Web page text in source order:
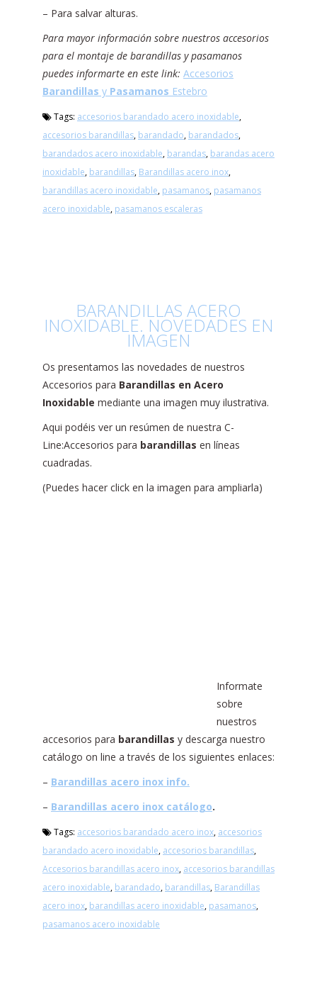
– Para salvar alturas.
Para mayor información sobre nuestros accesorios
para el montaje de barandillas y pasamanos
puedes informarte en este link: Accesorios
Barandillas y Pasamanos Estebro
Tags: accesorios barandado acero inoxidable,
accesorios barandillas, barandado, barandados,
barandados acero inoxidable, barandas, barandas acero
inoxidable, barandillas, Barandillas acero inox,
barandillas acero inoxidable, pasamanos, pasamanos
acero inoxidable, pasamanos escaleras
BARANDILLAS ACERO
INOXIDABLE. NOVEDADES EN
IMAGEN
Os presentamos las novedades de nuestros
Accesorios para Barandillas en Acero
Inoxidable mediante una imagen muy ilustrativa.
Aqui podéis ver un resúmen de nuestra C-
Line:Accesorios para barandillas en líneas
cuadradas.
(Puedes hacer click en la imagen para ampliarla)
Informate
sobre
nuestros
accesorios para barandillas y descarga nuestro
catálogo on line a través de los siguientes enlaces:
– Barandillas acero inox info.
– Barandillas acero inox catálogo.
Tags: accesorios barandado acero inox, accesorios
barandado acero inoxidable, accesorios barandillas,
Accesorios barandillas acero inox, accesorios barandillas
acero inoxidable, barandado, barandillas, Barandillas
acero inox, barandillas acero inoxidable, pasamanos,
pasamanos acero inoxidable